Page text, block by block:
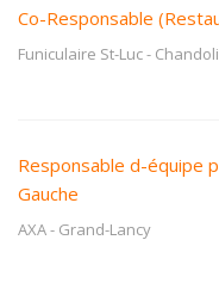
Co-Responsable
Funiculaire St-Luc -
Responsable d-équipe
Gauche
AXA- Grand-Lancy